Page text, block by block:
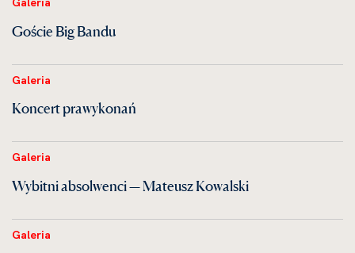
Goście Big Bandu
Galeria
Koncert prawykonań
Galeria
Wybitni absolwenci — Mateusz Kowalski
Galeria